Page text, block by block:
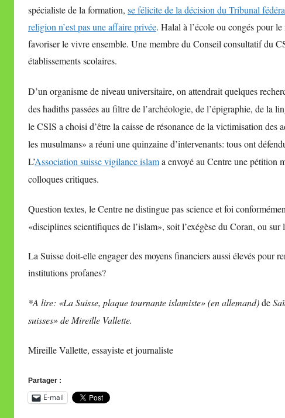
spécialiste de la formation, se félicite de la décision du Tribunal
religion n’est pas une affaire privée. Halal à l’école ou congés pour
favoriser le vivre ensemble. Une membre du Conseil consultatif du
établissements scolaires.
D’un organisme de niveau universitaire, on attendrait quelques
des hadiths passéesau filtre de l’archéologie, de l’épigraphie, de la
le CSIS a choisi d’être la caisse de résonance de la victimisation
les musulmans» a réuni une quinzaine d’intervenants: tous ont
L’Association suisse vigilance islama envoyé au Centre une pétition
colloques critiques.
Question textes, le Centrene distingue pas science et foi
«disciplines scientifiques de l’islam», soit l’exégèse du Coran, ou sur
La Suisse doit-elle engager des moyens financiers aussi élevés pour
institutions profanes?
*A lire: «La Suisse, plaque tournante islamiste»(en allemand)de
suisses» de Mireille Vallette.
Mireille Vallette, essayiste et journaliste
Partager :
E-mail